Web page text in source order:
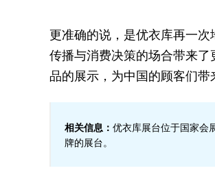
更准确的说，是优衣库再一
传播与消费决策的场合带来
品的展示，为中国的顾客们带
相关信息： 优衣库展台位于国家会
牌的展台。